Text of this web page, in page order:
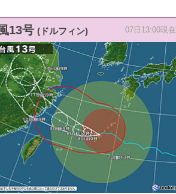
13号 (ドルフィン) 07日13:00現在